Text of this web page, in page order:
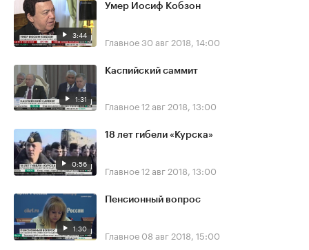
3:44
Умер Иосиф Кобзон
Главное30 авг 2018, 14:00
1:31
Каспийский саммит
Главное12 авг 2018, 13:00
0:56
18 лет гибели «Курска»
Главное12 авг 2018, 13:00
1:30
Пенсионный вопрос
Главное 08 авг 2018, 15:00